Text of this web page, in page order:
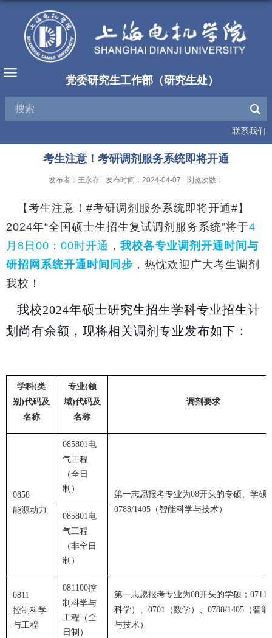
党委研究生工作部（研究生处）
联系我们
考生注意！考研调剂服务系统即将开通
发布者：王永存 发布时间：2024-04-07 浏览次数：
【考生注意！#考研调剂服务系统即将开通#】
2024年“全国硕士生招生复试调剂服务系统”将于4
月8日00：00时开通 ， 我校各专业调剂开通时间与
研招网系统开通时间同步 ，热忱欢迎广大考生调剂
我校！
我校2024年硕士研究生招生学科专业招生计
划尚有余额，现将相关调剂专业发布如下：
学科(类
别 )代码及
名称
专业(领
域)代码及
名称
调剂要求
0858
能源动力
085801电
气工程
（全日
制）
第一志愿报考专业为08开头的专硕、学硕
0788/1405 （智能科学与技术）
085801电
气工程
（非全日
制）
0811
控制科学
与工程
081100控
制科学与
工程（全
日制）
第一志愿报考专业为08开头的学硕； 0711
科学）、 0701 （数学）、 0788/1405 （智
与技术）